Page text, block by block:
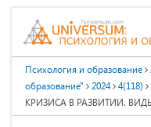
Психология и образование
образование"
2024 4(118)
КРИЗИСА В РАЗВИТИИ.